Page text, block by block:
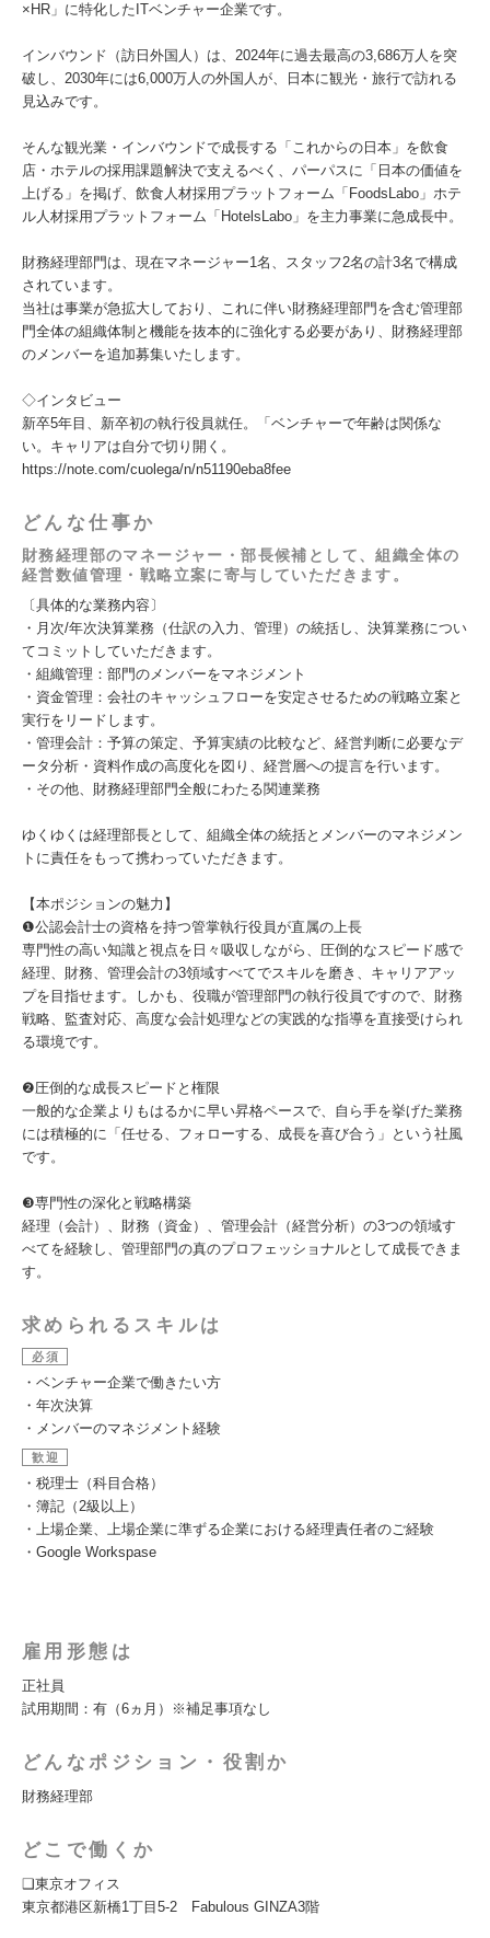
×HR」に特化したITベンチャー企業です。
インバウンド（訪日外国人）は、2024年に過去最高の3,686万人を突
破し、2030年には6,000万人の外国人が、日本に観光・旅行で訪れる
見込みです。
そんな観光業・インバウンドで成長する「これからの日本」を飲食
店・ホテルの採用課題解決で支えるべく、パーパスに「日本の価値を
上げる」を掲げ、飲食人材採用プラットフォーム「FoodsLabo」ホテ
ル人材採用プラットフォーム「HotelsLabo」を主力事業に急成長中。
財務経理部門は、現在マネージャー1名、スタッフ2名の計3名で構成
されています。
当社は事業が急拡大しており、これに伴い財務経理部門を含む管理部
門全体の組織体制と機能を抜本的に強化する必要があり、財務経理部
のメンバーを追加募集いたします。
◇インタビュー
新卒5年目、新卒初の執行役員就任。「ベンチャーで年齢は関係な
い。キャリアは自分で切り開く。
https://note.com/cuolega/n/n51190eba8fee
どんな仕事か
財務経理部のマネージャー・部長候補として、組織全体の
経営数値管理・戦略立案に寄与していただきます。
〔具体的な業務内容〕
・月次/年次決算業務（仕訳の入力、管理）の統括し、決算業務につい
てコミットしていただきます。
・組織管理：部門のメンバーをマネジメント
・資金管理：会社のキャッシュフローを安定させるための戦略立案と
実行をリードします。
・管理会計：予算の策定、予算実績の比較など、経営判断に必要なデ
ータ分析・資料作成の高度化を図り、経営層への提言を行います。
・その他、財務経理部門全般にわたる関連業務
ゆくゆくは経理部長として、組織全体の統括とメンバーのマネジメン
トに責任をもって携わっていただきます。
【本ポジションの魅力】
❶公認会計士の資格を持つ管掌執行役員が直属の上長
専門性の高い知識と視点を日々吸収しながら、圧倒的なスピード感で
経理、財務、管理会計の3領域すべてでスキルを磨き、キャリアアッ
プを目指せます。しかも、役職が管理部門の執行役員ですので、財務
戦略、監査対応、高度な会計処理などの実践的な指導を直接受けられ
る環境です。
❷圧倒的な成長スピードと権限
一般的な企業よりもはるかに早い昇格ペースで、自ら手を挙げた業務
には積極的に「任せる、フォローする、成長を喜び合う」という社風
です。
❸専門性の深化と戦略構築
経理（会計）、財務（資金）、管理会計（経営分析）の3つの領域す
べてを経験し、管理部門の真のプロフェッショナルとして成長できま
す。
求められるスキルは
必須
・ベンチャー企業で働きたい方
・年次決算
・メンバーのマネジメント経験
歓迎
・税理士（科目合格）
・簿記（2級以上）
・上場企業、上場企業に準ずる企業における経理責任者のご経験
・Google Workspase
雇用形態は
正社員
試用期間：有（6ヵ月）※補足事項なし
どんなポジション・役割か
財務経理部
どこで働くか
❑東京オフィス
東京都港区新橋1丁目5-2 Fabulous GINZA3階